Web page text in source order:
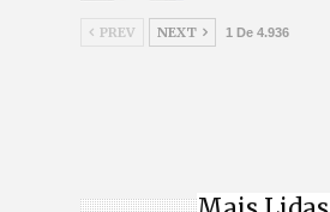
PREV NEXT 1 De 4.936